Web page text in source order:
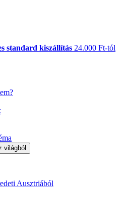
standard kiszállítás 24.000 Ft-tól
Ausztriából